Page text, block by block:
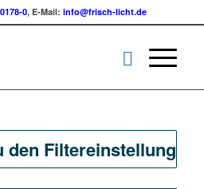
0, E-Mail: info@frisch-licht.de
Filtereinstellungen